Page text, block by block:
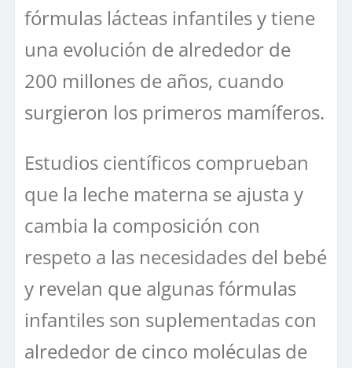
fórmulas lácteas infantiles y tiene
una evolución de alrededor de
200 millones de años, cuando
surgieron los primeros mamíferos.
Estudios científicos comprueban
que la leche materna se ajusta y
cambia la composición con
respeto a las necesidades del bebé
y revelan que algunas fórmulas
infantiles son suplementadas con
alrededor de cinco moléculas de